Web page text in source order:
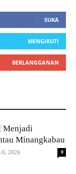
SUKA
MENGIKUTI
BERLANGGANAN
Menjadi
Minangkabau
6, 2026 0